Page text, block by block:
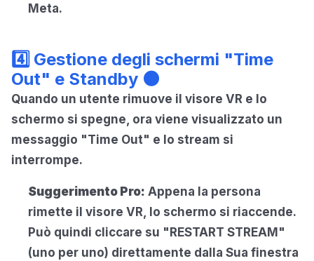
Meta.
4️⃣ Gestione degli schermi "Time
Out" e Standby 🌑
Quando un utente rimuove il visore VR e lo
schermo si spegne, ora viene visualizzato un
messaggio "Time Out" e lo stream si
interrompe.
Suggerimento Pro: Appena la persona
rimette il visore VR, lo schermo si riaccende.
Può quindi cliccare su "RESTART STREAM"
(uno per uno) direttamente dalla Sua finestra